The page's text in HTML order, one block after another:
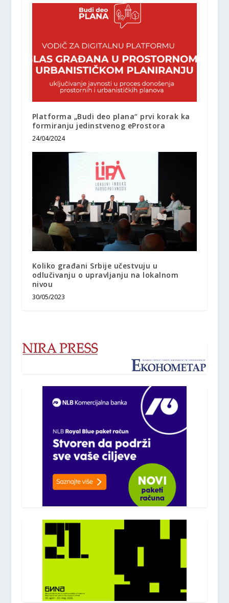
Platforma „Budi deo plana“ prvi korak ka
formiranju jedinstvenog eProstora
24/04/2024
Koliko građani Srbije učestvuju u
odlučivanju o upravljanju na lokalnom
nivou
30/05/2023